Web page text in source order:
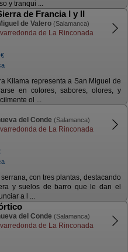
y tranqui ...
de Francia I y II
de Valero (Salamanca)
de La Rinconada
Kilama representa a San Miguel de
en colores, sabores, olores, y
ol ...
del Conde (Salamanca)
de La Rinconada
con tres plantas, destacando
y suelos de barro que le dan el
a l ...
del Conde (Salamanca)
de La Rinconada